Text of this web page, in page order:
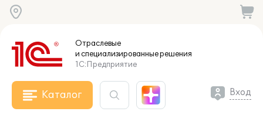
Отраслевые
и специализированныерешения
1С:Предприятие
Каталог Вход